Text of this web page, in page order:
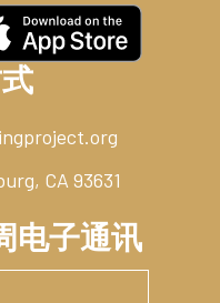
CA 93631
电子通讯